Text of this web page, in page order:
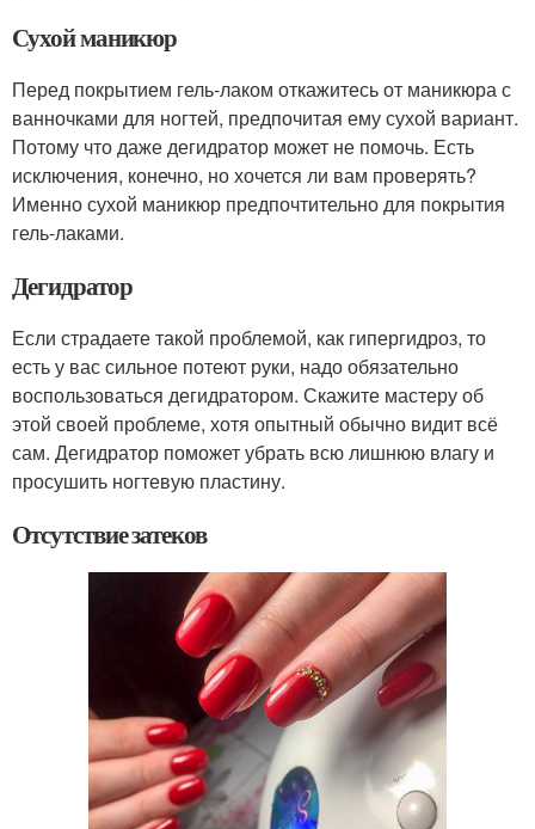
Сухой маникюр
Перед покрытием гель-лаком откажитесь от маникюра с
ванночками для ногтей, предпочитая ему сухой вариант.
Потому что даже дегидратор может не помочь. Есть
исключения, конечно, но хочется ли вам проверять?
Именно сухой маникюр предпочтительно для покрытия
гель-лаками.
Дегидратор
Если страдаете такой проблемой, как гипергидроз, то
есть у вас сильное потеют руки, надо обязательно
воспользоваться дегидратором. Скажите мастеру об
этой своей проблеме, хотя опытный обычно видит всё
сам. Дегидратор поможет убрать всю лишнюю влагу и
просушить ногтевую пластину.
Отсутствие затеков